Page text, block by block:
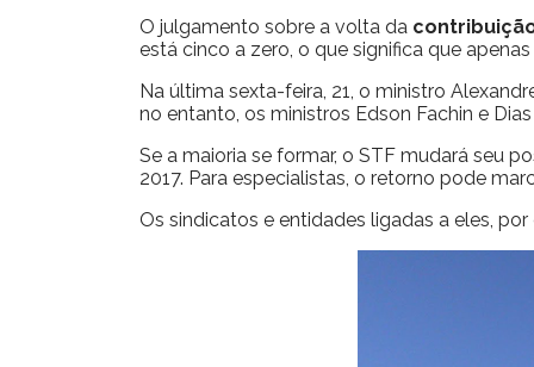
O julgamento sobre a volta da
está cinco a zero, o que significa que
Na última sexta-feira, 21, o ministro
no entanto, os ministros Edson Fachin e
Se a maioria se formar, o STF mudará seu
2017. Para especialistas, o retorno pode
Os sindicatos e entidades ligadas a eles,